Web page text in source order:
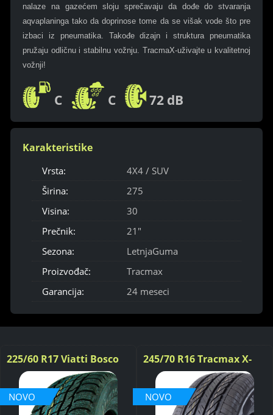
nalaze na gazećem sloju sprečavaju da dođe do stvaranja
aqvaplaninga tako da doprinose tome da se višak vode što pre
izbaci iz pneumatika. Takođe dizajn i struktura pneumatika
pružaju odličnu i stabilnu vožnju. TracmaX-uživajte u kvalitetnoj
vožnji!
C C 72 dB
Karakteristike
Vrsta:
4X4 / SUV
Širina:
275
Visina:
30
Prečnik:
21"
Sezona:
LetnjaGuma
Proizvođač:
Tracmax
Garancija:
24 meseci
225/60 R17 Viatti Bosco
V-526 99T
NOVO
245/70 R16 Tracmax X-
privilo H/T - 111HXL
NOVO